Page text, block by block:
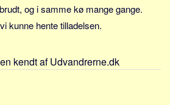
og i samme kø mange gange.
kunne hente tilladelsen.
kendt af Udvandrerne.dk